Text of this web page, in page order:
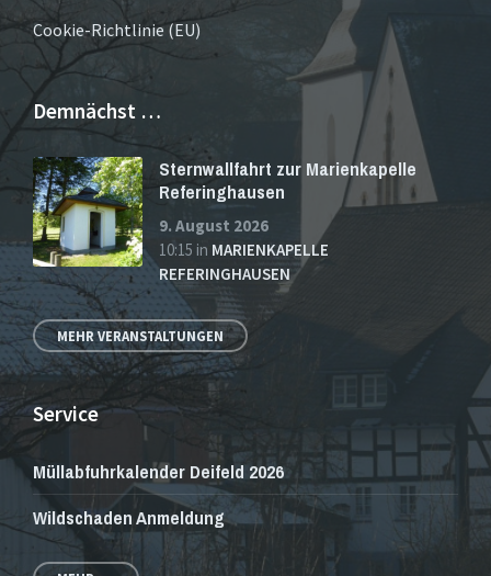
Cookie-Richtlinie (EU)
Demnächst …
Sternwallfahrt zur Marienkapelle
Referinghausen
9. August 2026
10:15 in MARIENKAPELLE
REFERINGHAUSEN
MEHR VERANSTALTUNGEN
Service
Müllabfuhrkalender Deifeld 2026
Wildschaden Anmeldung